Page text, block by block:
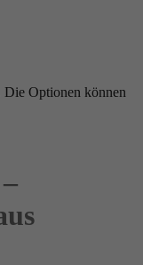
Die Optionen können